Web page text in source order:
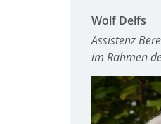
Wolf Delfs
Assistenz
im Rahmen